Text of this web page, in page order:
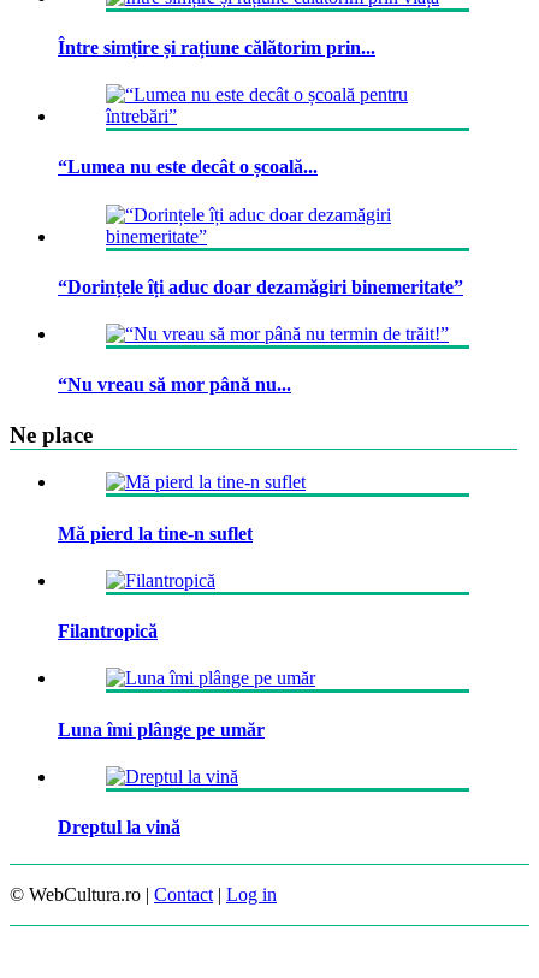
Între simțire și rațiune călătorim prin...
“Lumea nu este decât o școală...
“Dorințele îți aduc doar dezamăgiri binemeritate”
“Nu vreau să mor până nu...
Ne place
Mă pierd la tine-n suflet
Filantropică
Luna îmi plânge pe umăr
Dreptul la vină
© WebCultura.ro | Contact| Log in